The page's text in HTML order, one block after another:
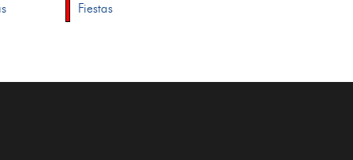
Fiestas